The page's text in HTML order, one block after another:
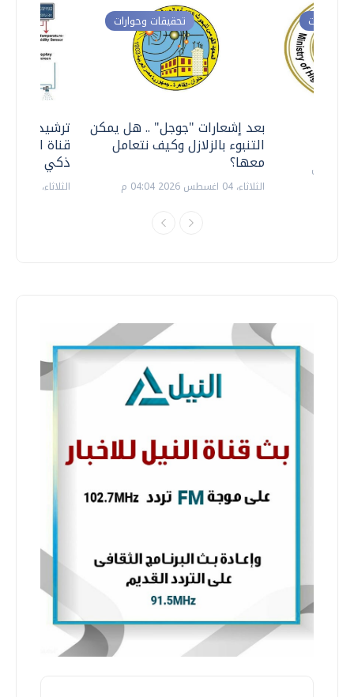
ترشيدا
قناة
ذكي
الثلاثاء، 14 يوليو 2026 06:11 م
تحقيقات وحوارات
بعد إشعارات "جوجل" .. هل يمكن
التنبوء بالزلازل وكيف نتعامل
معها؟
الثلاثاء، 04 اغسطس 2026 04:04 م
وحوارات